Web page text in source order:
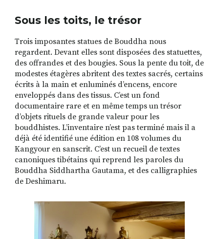
Sous les toits, le trésor
Trois imposantes statues de Bouddha nous
regardent. Devant elles sont disposées des statuettes,
des offrandes et des bougies. Sous la pente du toit, de
modestes étagères abritent des textes sacrés, certains
écrits à la main et enluminés d’encens, encore
enveloppés dans des tissus. C’est un fond
documentaire rare et en même temps un trésor
d’objets rituels de grande valeur pour les
bouddhistes. L’inventaire n’est pas terminé mais il a
déjà été identifié une édition en 108 volumes du
Kangyour en sanscrit. C’est un recueil de textes
canoniques tibétains qui reprend les paroles du
Bouddha Siddhartha Gautama, et des calligraphies
de Deshimaru.